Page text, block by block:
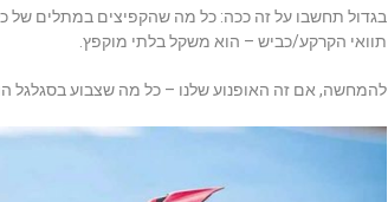
בגדול תחשבו על זה ככה: כל מה שהקפיצים במתלים של
תוואי הקרקע/כביש – הוא משקל בלתי מוקפץ.
להמחשה, אם זה האופנוע שלנו – כל מה שצבוע בסגלגל